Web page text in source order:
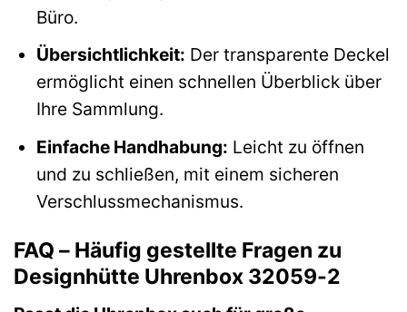
Büro.
Übersichtlichkeit: Der transparente Deckel
ermöglicht einen schnellen Überblick über
Ihre Sammlung.
Einfache Handhabung: Leicht zu öffnen
und zu schließen, mit einem sicheren
Verschlussmechanismus.
FAQ – Häufig gestellte Fragen zu
Designhütte Uhrenbox 32059-2